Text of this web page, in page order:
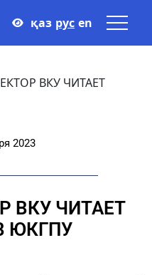
қаз рус en
ВКУ ЧИТАЕТ
2023
ВКУ ЧИТАЕТ
ЮКГПУ